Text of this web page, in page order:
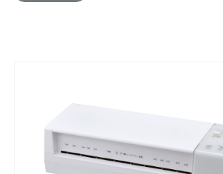
0.8mmまでの厚紙を加工できるラミ
なPOPやプレートの作成にお役立ち
メーカー希望小売価格：